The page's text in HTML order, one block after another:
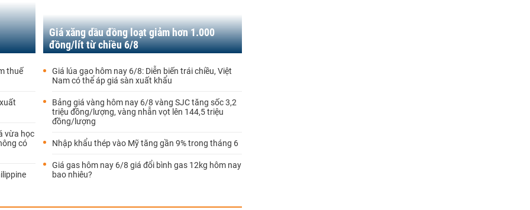
thuế
vừa học
có
Giá xăng dầu đồng loạt giảm hơn 1.000
đồng/lít từ chiều 6/8
Giá lúa gạo hôm nay 6/8: Diễn biến trái chiều, Việt
Nam có thể áp giá sàn xuất khẩu
Bảng giá vàng hôm nay 6/8 vàng SJC tăng sốc 3,2
triệu đồng/lượng, vàng nhẫn vọt lên 144,5 triệu
đồng/lượng
Nhập khẩu thép vào Mỹ tăng gần 9% trong tháng 6
Giá gas hôm nay 6/8 giá đổi bình gas 12kg hôm nay
bao nhiêu?